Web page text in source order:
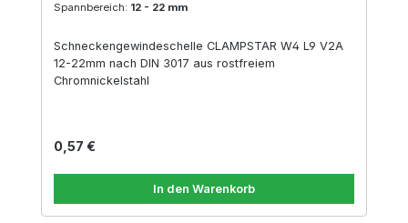
Spannbereich: 12 - 22 mm
Schneckengewindeschelle CLAMPSTAR W4 L9 V2A
12-22mm nach DIN 3017 aus rostfreiem
Chromnickelstahl
Regulärer Preis:
0,57 €
In den Warenkorb